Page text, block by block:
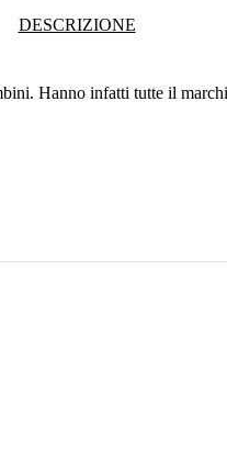
DESCRIZIONE
Hanno infatti tutte il